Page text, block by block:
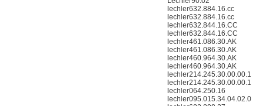
lechler632.884.16.cc
lechler632.884.16.cc
lechler632.844.16.CC
lechler632.844.16.CC
lechler461.086.30.AK
lechler461.086.30.AK
lechler460.964.30.AK
lechler460.964.30.AK
lechler214.245.30.00.00.1
lechler214.245.30.00.00.1
lechler064.250.16
lechler095.015.34.04.02.0